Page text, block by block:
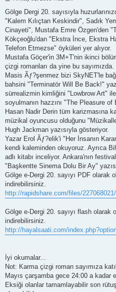
s
Gölge Dergi 20. sayısıyla
"Kalem Kılıçtan Keskindir", Sadık
Cinayeti", Mustafa Emre Özgen'den
Kökçeoğlu'dan "Ekstra İnce, Ekstra
Telefon Etmezse" öyküleri yer alıyor.
Mustafa Göçer'in 3M+T'nin ikinci
çizgi romanları da yine bu sayımızda.
Masis Ãƒ?şenmez bizi SkyNET'le
bahsini "Terminatör Will Be Back!"
sürrealizmin kimliğini "Lowbrow Art"
soyulmanın hazzını "The Pleasure of
Hasan Nadir Derin tüm karizmasına
müzikal oyuncusu olduğunu
Hugh Jackman yazısıyla gösteriyor.
Yazar Erol Ãƒ?elik'i "Her İnsanın
kendi kaleminden okuyoruz. Ayrıca
adlı kitabı inceliyor. Ankara'nın
"Başkentte Sinema Dolu Bir Ay"
Gölge e-Dergi 20. sayıyı PDF olarak
indirebilirsiniz.
http://rapidshare.com/files/
Gölge e-Dergi 20. sayıyı flash olarak
indirebilirsiniz.
http://hayalsaati.com/
İyi okumalar...
Not: Karma çizgi roman sayımıza
Mayıs çarşamba gece 24:00 a kadar
Eksiği olanlar tamamlayabilir son